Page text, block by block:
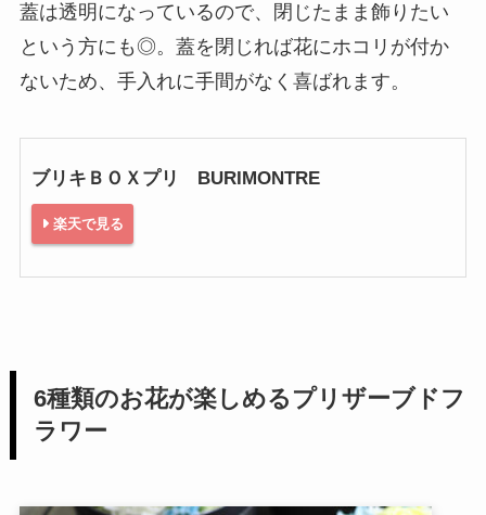
蓋は透明になっているので、閉じたまま飾りたい
という方にも◎。蓋を閉じれば花にホコリが付か
ないため、手入れに手間がなく喜ばれます。
ブリキＢＯＸプリ BURIMONTRE
楽天で見る
6種類のお花が楽しめるプリザーブドフ
ラワー